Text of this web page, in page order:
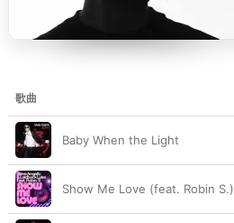
歌曲
Baby When the Light
Show Me Love (feat. Robin S.)